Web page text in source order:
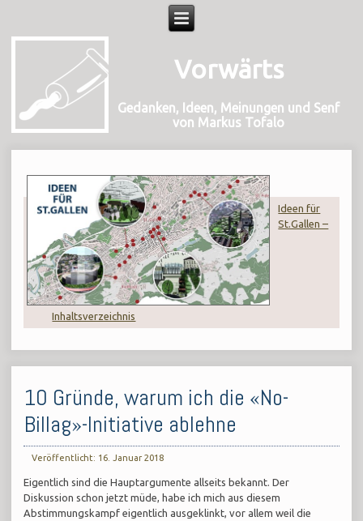
Vorwärts
Gedanken, Ideen, Meinungen und Senf
von Markus Tofalo
Ideen für
St.Gallen –
Inhaltsverzeichnis
10 Gründe, warum ich die «No-
Billag»-Initiative ablehne
Veröffentlicht: 16. Januar 2018
Eigentlich sind die Hauptargumente allseits bekannt. Der
Diskussion schon jetzt müde, habe ich mich aus diesem
Abstimmungskampf eigentlich ausgeklinkt, vor allem weil die